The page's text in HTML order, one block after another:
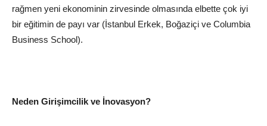
rağmen yeni ekonominin zirvesinde olmasında elbette çok iyi
bir eğitimin de payı var (İstanbul Erkek, Boğaziçi ve Columbia
Business School).
Neden Girişimcilik ve İnovasyon?